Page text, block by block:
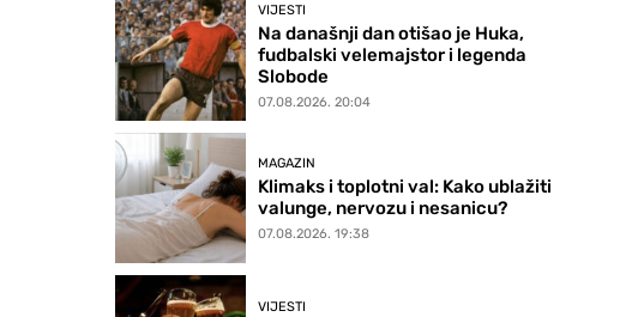
VIJESTI
Na današnji dan otišao je Huka,
fudbalski velemajstor i legenda
Slobode
07.08.2026. 20:04
MAGAZIN
Klimaks i toplotni val: Kako ublažiti
valunge, nervozu i nesanicu?
07.08.2026. 19:38
VIJESTI